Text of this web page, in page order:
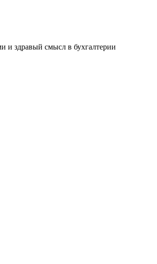
и здравый смысл в бухгалтерии